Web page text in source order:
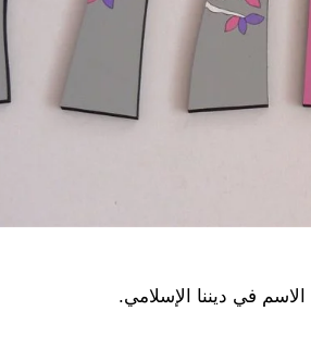
في ديننا الإسلامي.